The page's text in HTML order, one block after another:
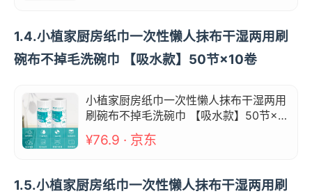
1.4.小植家厨房纸巾一次性懒人抹布干湿两用刷
碗布不掉毛洗碗巾 【吸水款】50节×10卷
小植家厨房纸巾一次性懒人抹布干湿两用
刷碗布不掉毛洗碗巾 【吸水款】50节×10
¥76.9 · 京东
1.5.小植家厨房纸巾一次性懒人抹布干湿两用刷